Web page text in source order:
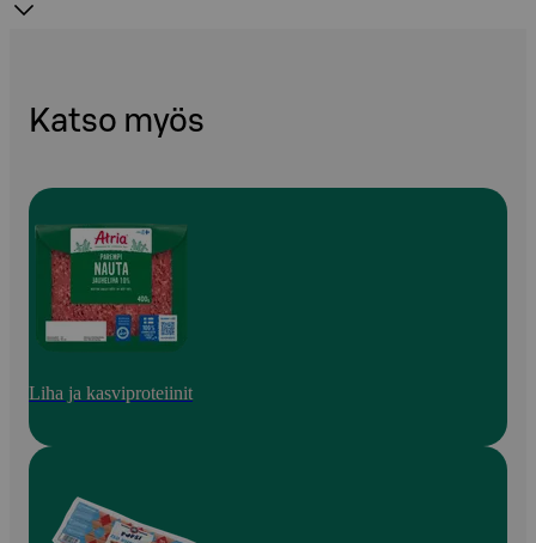
Katso myös
Liha ja kasviproteiinit